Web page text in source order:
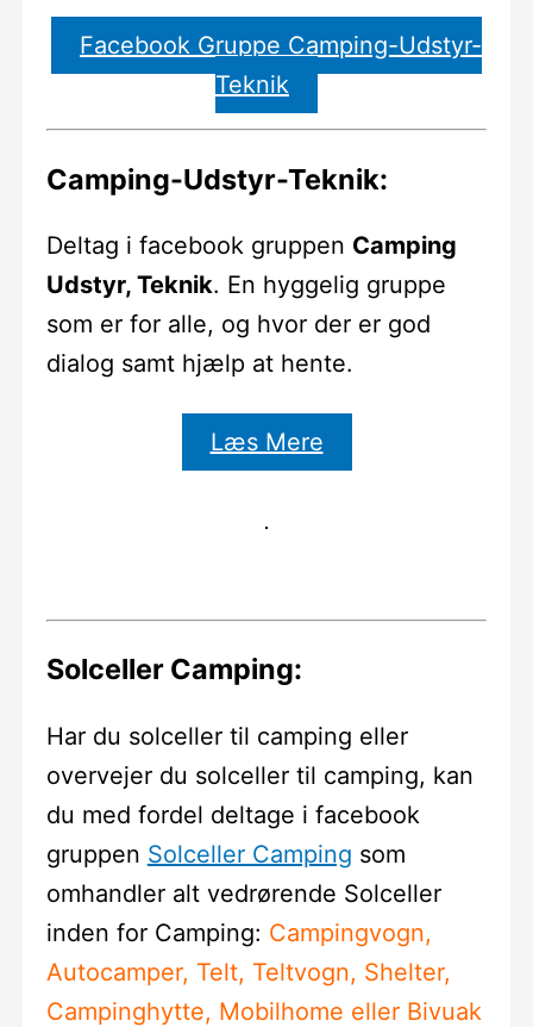
Facebook Gruppe Camping-Udstyr-
Teknik
Camping-Udstyr-Teknik:
Deltag i facebook gruppen Camping
Udstyr, Teknik. En hyggelig gruppe
som er for alle, og hvor der er god
dialog samt hjælp at hente.
Læs Mere
Solceller Camping:
Har du solceller til camping eller
overvejer du solceller til camping, kan
du med fordel deltage i facebook
gruppen Solceller Camping som
omhandler alt vedrørende Solceller
inden for Camping: Campingvogn,
Autocamper, Telt, Teltvogn, Shelter,
Campinghytte, Mobilhome eller Bivuak